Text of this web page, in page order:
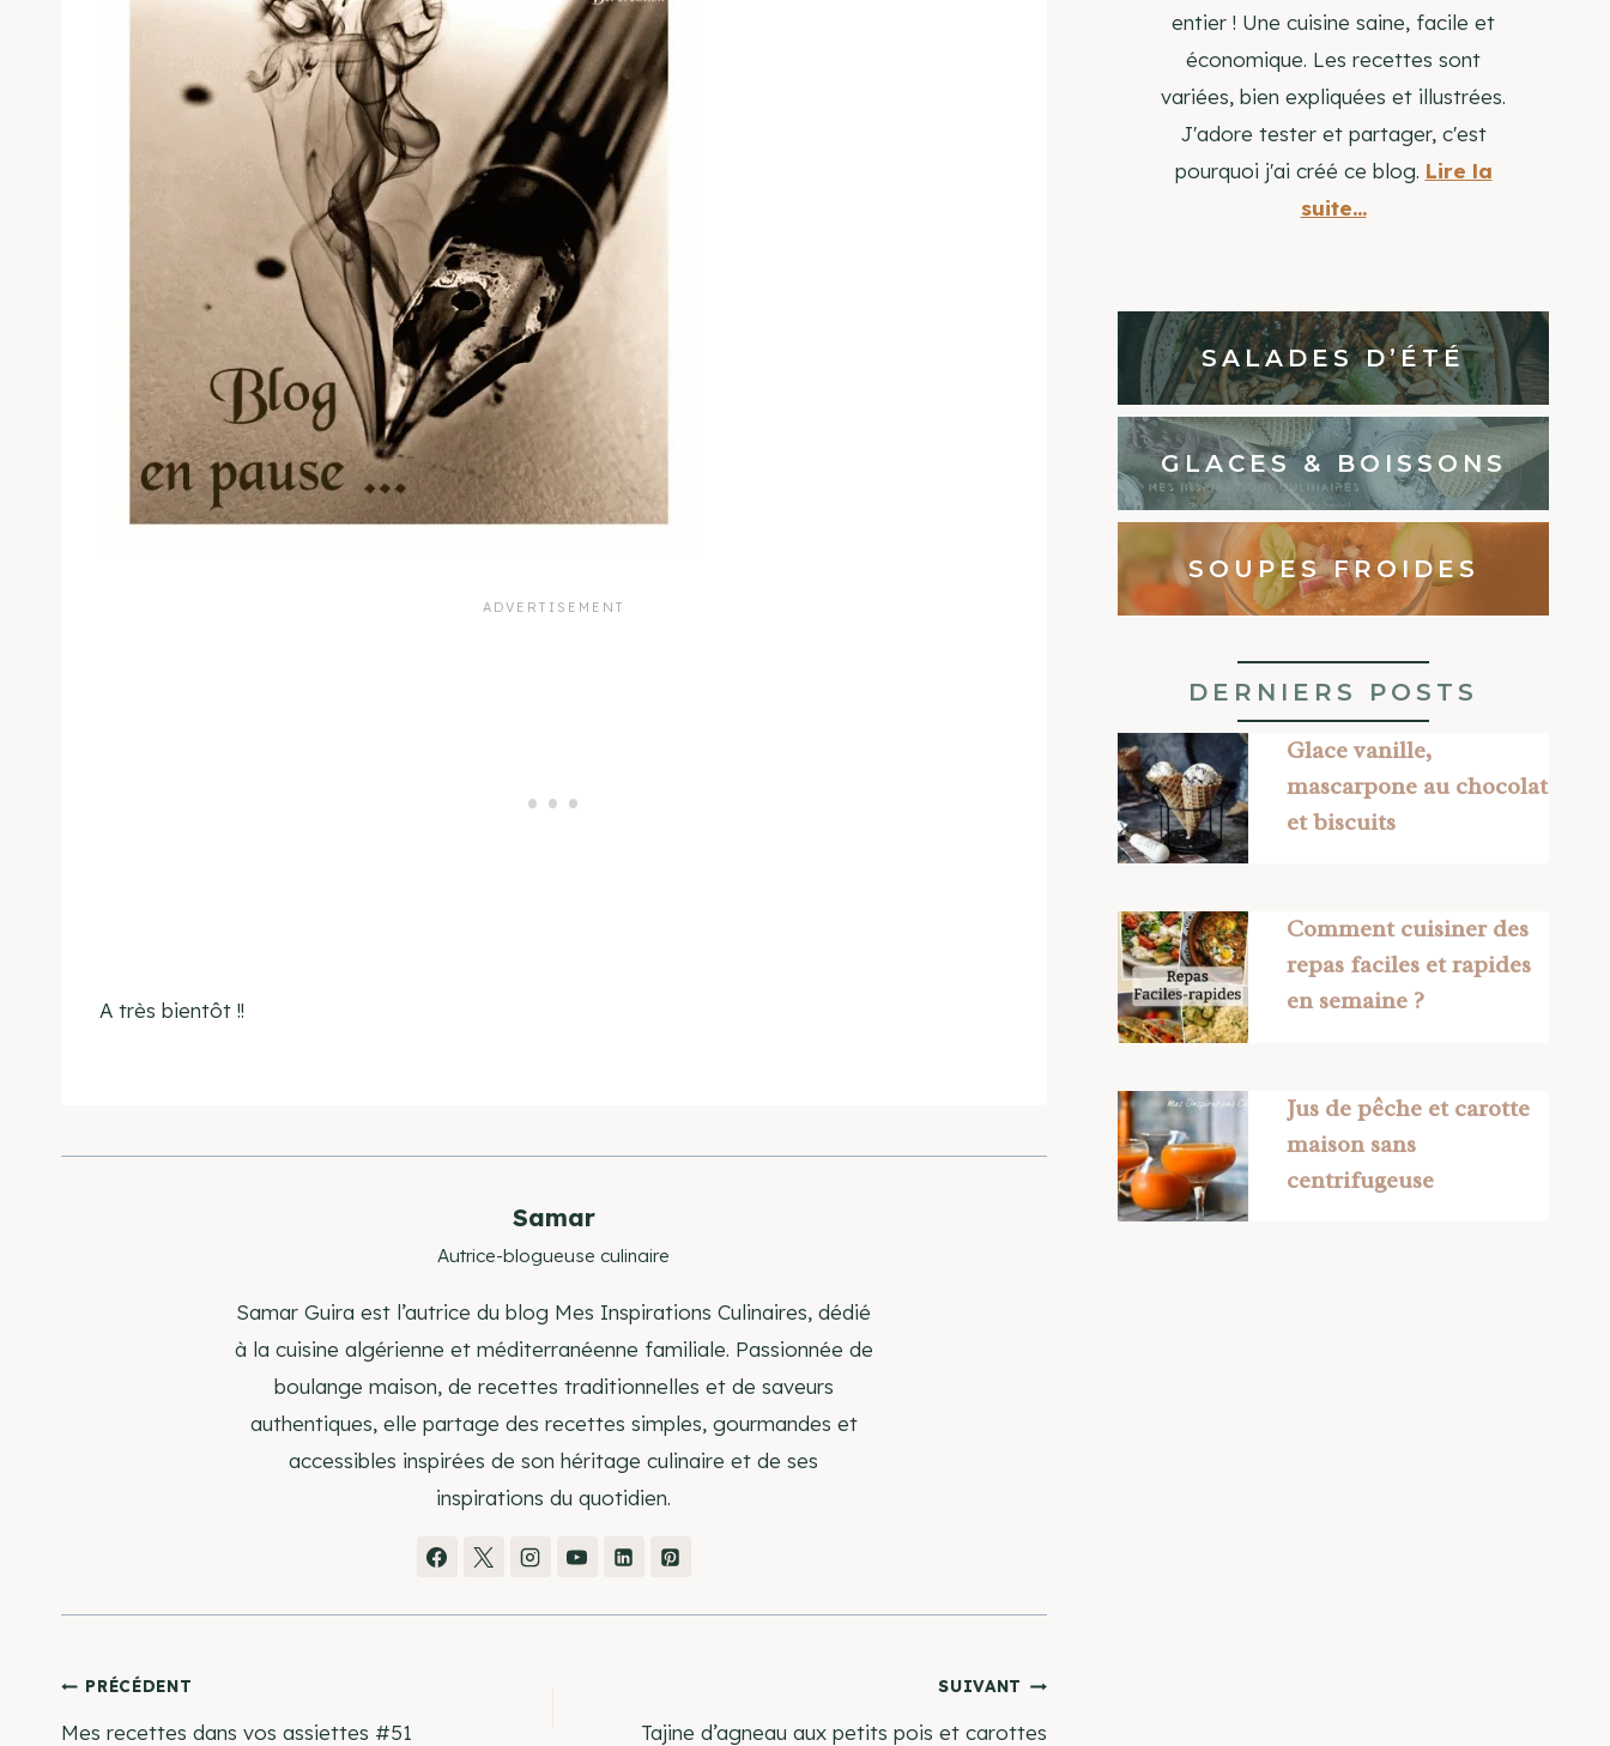
A très bientôt !!
Samar
Autrice-blogueuse culinaire
Samar Guira est l’autrice du blog Mes Inspirations Culinaires, dédié
à la cuisine algérienne et méditerranéenne familiale. Passionnée de
boulange maison, de recettes traditionnelles et de saveurs
authentiques, elle partage des recettes simples, gourmandes et
accessibles inspirées de son héritage culinaire et de ses
inspirations du quotidien.
Navigation
PRÉCÉDENT
Mes recettes dans vos assiettes #51
SUIVANT
Tajine d’agneau aux petits pois et carottes
entier ! Une cuisine saine, facile et
économique. Les recettes sont
variées, bien expliquées et illustrées.
J'adore tester et partager, c'est
pourquoi j'ai créé ce blog. Lire la
suite...
SALADES D’ÉTÉ
GLACES & BOISSONS
SOUPES FROIDES
DERNIERS POSTS
Glace vanille,
mascarpone au chocolat
et biscuits
Comment cuisiner des
repas faciles et rapides
en semaine ?
Jus de pêche et carotte
maison sans
centrifugeuse